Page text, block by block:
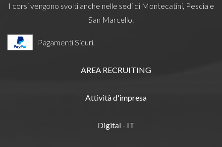
I corsi vengono svolti anche nelle sedi di Montecatini, Pescia e
San Marcello.
Pagamenti Sicuri.
AREA RECRUITING
Attività d'impresa
Digital - IT